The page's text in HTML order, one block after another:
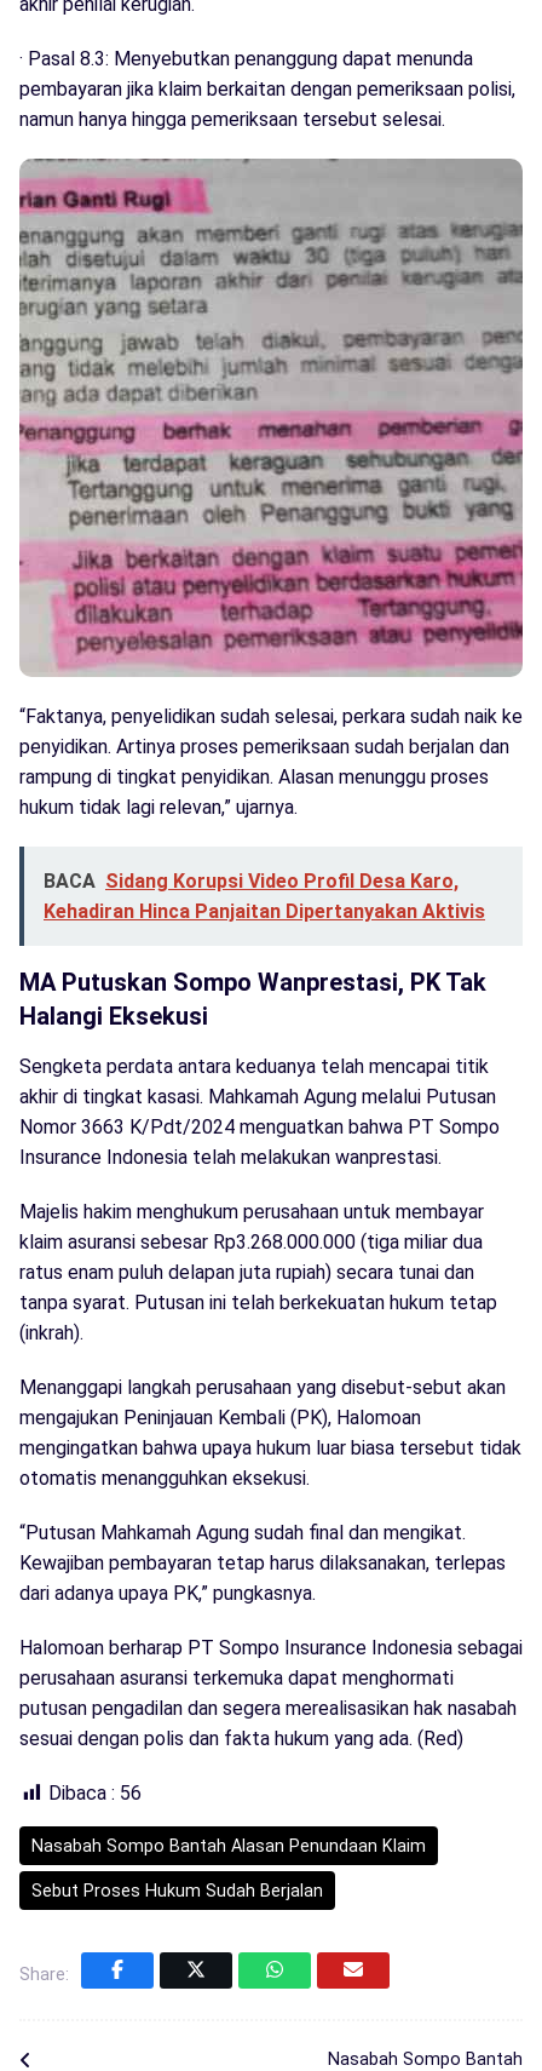
· Pasal 8.3: Menyebutkan penanggung dapat menunda
pembayaran jika klaim berkaitan dengan pemeriksaan polisi,
namun hanya hingga pemeriksaan tersebut selesai.
“Faktanya, penyelidikan sudah selesai, perkara sudah naik ke
penyidikan. Artinya proses pemeriksaan sudah berjalan dan
rampung di tingkat penyidikan. Alasan menunggu proses
hukum tidak lagi relevan,” ujarnya.
BACA Sidang Korupsi Video Profil Desa Karo,
Kehadiran Hinca Panjaitan Dipertanyakan Aktivis
MA Putuskan Sompo Wanprestasi, PK Tak
Halangi Eksekusi
Sengketa perdata antara keduanya telah mencapai titik
akhir di tingkat kasasi. Mahkamah Agung melalui Putusan
Nomor 3663 K/Pdt/2024 menguatkan bahwa PT Sompo
Insurance Indonesia telah melakukan wanprestasi.
Majelis hakim menghukum perusahaan untuk membayar
klaim asuransi sebesar Rp3.268.000.000 (tiga miliar dua
ratus enam puluh delapan juta rupiah) secara tunai dan
tanpa syarat. Putusan ini telah berkekuatan hukum tetap
(inkrah).
Menanggapi langkah perusahaan yang disebut-sebut akan
mengajukan Peninjauan Kembali (PK), Halomoan
mengingatkan bahwa upaya hukum luar biasa tersebut tidak
otomatis menangguhkan eksekusi.
“Putusan Mahkamah Agung sudah final dan mengikat.
Kewajiban pembayaran tetap harus dilaksanakan, terlepas
dari adanya upaya PK,” pungkasnya.
Halomoan berharap PT Sompo Insurance Indonesia sebagai
perusahaan asuransi terkemuka dapat menghormati
putusan pengadilan dan segera merealisasikan hak nasabah
sesuai dengan polis dan fakta hukum yang ada. (Red)
Dibaca : 56
Nasabah Sompo Bantah Alasan Penundaan Klaim
Sebut Proses Hukum Sudah Berjalan
Share:
Nasabah Sompo Bantah